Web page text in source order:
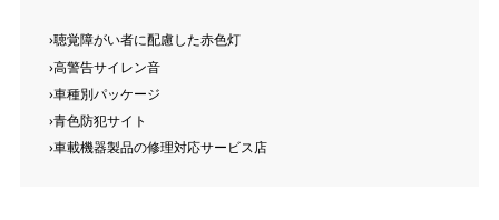
聴覚障がい者に配慮した赤色灯
高警告サイレン音
車種別パッケージ
青色防犯サイト
車載機器製品の修理対応サービス店